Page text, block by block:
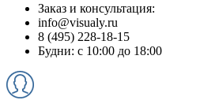
Заказ и консультация:
info@visualy.ru
8 (495) 228-18-15
Будни: с 10:00 до 18:00